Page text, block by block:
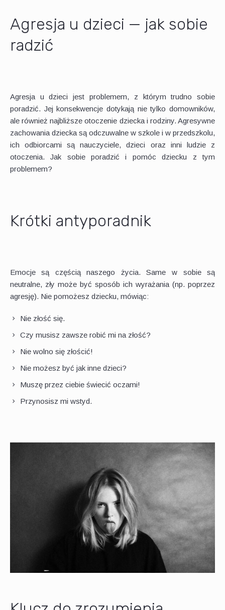
Agresja u dzieci — jak sobie
radzić
Agresja u dzieci jest problemem, z którym trudno sobie
poradzić. Jej konsekwencje dotykają nie tylko domowników,
ale również najbliższe otoczenie dziecka i rodziny. Agresywne
zachowania dziecka są odczuwalne w szkole i w przedszkolu,
ich odbiorcami są nauczyciele, dzieci oraz inni ludzie z
otoczenia. Jak sobie poradzić i pomóc dziecku z tym
problemem?
Krótki antyporadnik
Emocje są częścią naszego życia. Same w sobie są
neutralne, zły może być sposób ich wyrażania (np. poprzez
agresję). Nie pomożesz dziecku, mówiąc:
Nie złość się.
Czy musisz zawsze robić mi na złość?
Nie wolno się złościć!
Nie możesz być jak inne dzieci?
Muszę przez ciebie świecić oczami!
Przynosisz mi wstyd.